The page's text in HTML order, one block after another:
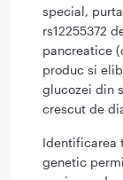
special,
rs12255372
pancreatice
produc si
glucozei din
crescut de
Identificarea
genetic